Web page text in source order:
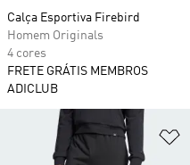
Calça Esportiva Firebird
Homem Originals
4 cores
FRETE GRÁTIS MEMBROS
ADICLUB